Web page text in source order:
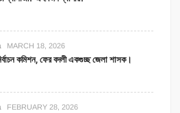
MARCH 18, 2026
কমিশন, ফের বদলী একগুচ্ছ জেলা শাসক।
FEBRUARY 28, 2026